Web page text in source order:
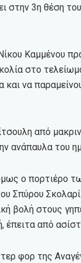
στην 3η θέση
Καμμένου
στο
να
από
ανάπαυλα του
ο πορτιέρο
Σπύρου
βολή στους
έπειτα από
φορ της